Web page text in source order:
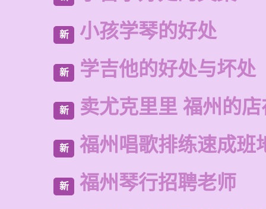
新 小孩学琴的好处
新 学吉他的好处与坏处
新 卖尤克里里 福州的
新 福州唱歌排练速成班
新 福州琴行招聘老师